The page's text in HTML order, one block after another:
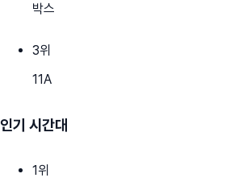
박스
3위
11A
인기 시간대
1위